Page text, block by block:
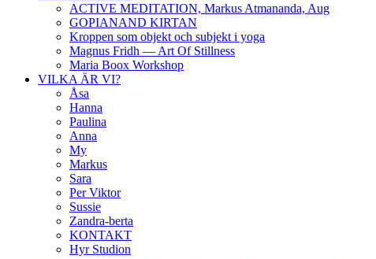
ACTIVE MEDITATION, Markus Atmananda, Aug
GOPIANAND KIRTAN
Kroppen som objekt och subjekt i yoga
Magnus Fridh — Art Of Stillness
Maria Boox Workshop
VILKA ÄR VI?
Åsa
Hanna
Paulina
Anna
My
Markus
Sara
Per Viktor
Sussie
Zandra-berta
KONTAKT
Hyr Studion